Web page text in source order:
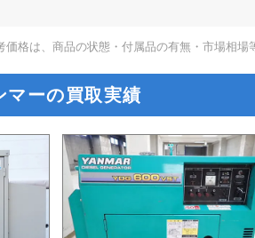
格は、商品の状態・付属品の有無・市場相場
マーの買取実績